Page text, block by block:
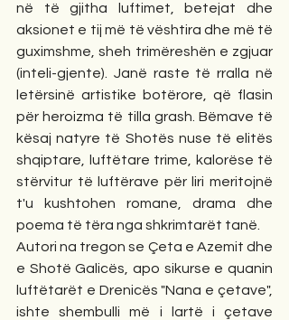
në të gjitha luftimet, betejat dhe
aksionet e tij më të vështira dhe më të
guximshme, sheh trimëreshën e zgjuar
(inteli-gjente). Janë raste të rralla në
letërsinë artistike botërore, që flasin
për heroizma të tilla grash. Bëmave të
kësaj natyre të Shotës nuse të elitës
shqiptare, luftëtare trime, kalorëse të
stërvitur të luftërave për liri meritojnë
t'u kushtohen romane, drama dhe
poema të tëra nga shkrimtarët tanë.
Autori na tregon se Çeta e Azemit dhe
e Shotë Galicës, apo sikurse e quanin
luftëtarët e Drenicës "Nana e çetave",
ishte shembulli më i lartë i çetave